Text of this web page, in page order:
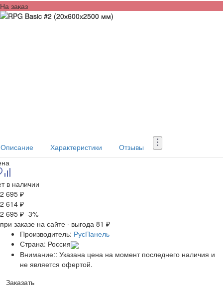
На заказ
Описание Характеристики
Отзывы
в наличии
2 695 ₽
2 614 ₽
2 695 ₽ -3%
при заказе на сайте · выгода 81 ₽
Производитель: РусПанель
Страна: Россия
Внимание:: Указана цена на момент последнего наличия и
не является офертой.
Заказать